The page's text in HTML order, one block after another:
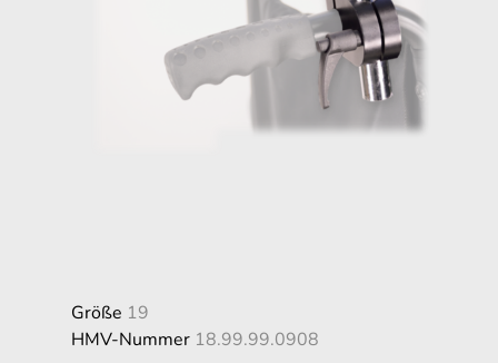
Größe 19
HMV-Nummer 18.99.99.0908